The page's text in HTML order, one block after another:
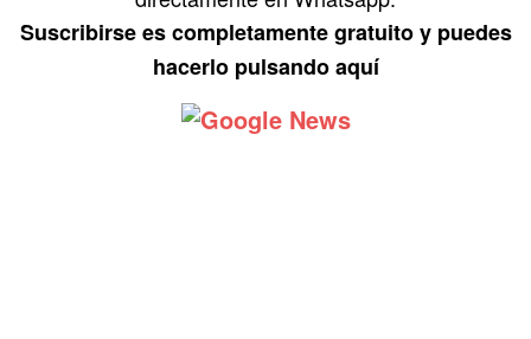
Suscribirse es completamente gratuito y puedes
hacerlo pulsando aquí